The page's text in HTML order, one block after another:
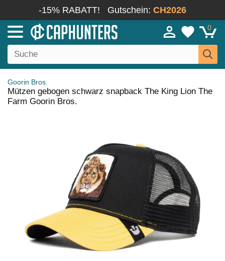
-15% RABATT! Gutschein: CH2026
0
Goorin Bros.
Mützen gebogen schwarz snapback The King Lion The
Farm Goorin Bros.